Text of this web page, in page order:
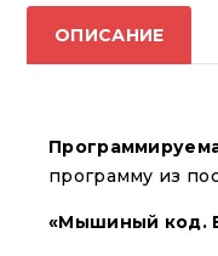
ОПИСАНИЕ
программу из
«Мышиный код.